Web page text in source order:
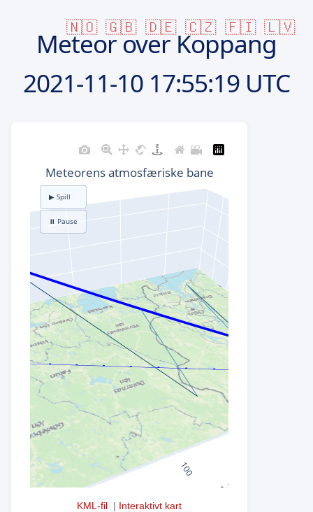
🇳🇴 🇬🇧 🇩🇪 🇨🇿 🇫🇮 🇱🇻
Meteor over Koppang
2021-11-10 17:55:19 UTC
KML-fil | Interaktivt kart